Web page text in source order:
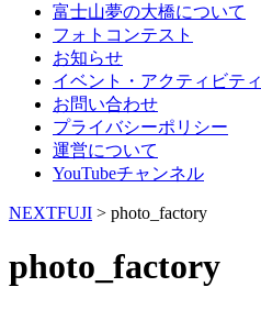
富士山夢の大橋について
フォトコンテスト
お知らせ
イベント・アクティビティ
お問い合わせ
プライバシーポリシー
運営について
YouTubeチャンネル
NEXTFUJI > photo_factory
photo_factory